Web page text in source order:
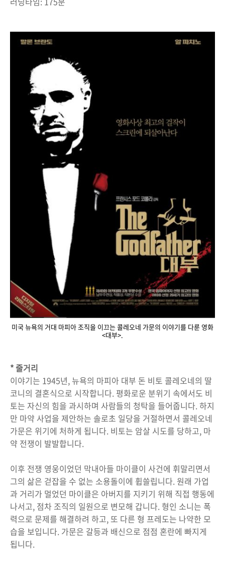
미국 뉴욕의 거대 마피아 조직을 이끄는 콜레오네 가문의 이야기를 다룬 영화
<대부>.
* 줄거리
이야기는 1945년, 뉴욕의 마피아 대부 돈 비토 콜레오네의 딸
코니의 결혼식으로 시작합니다. 평화로운 분위기 속에서도 비
토는 자신의 힘을 과시하며 사람들의 청탁을 들어줍니다. 하지
만 마약 사업을 제안하는 솔로초 일당을 거절하면서 콜레오네
가문은 위기에 처하게 됩니다. 비토는 암살 시도를 당하고, 마
약 전쟁이 발발합니다.
이후 전쟁 영웅이었던 막내아들 마이클이 사건에 휘말리면서
그의 삶은 걷잡을 수 없는 소용돌이에 휩쓸립니다. 원래 가업
과 거리가 멀었던 마이클은 아버지를 지키기 위해 직접 행동에
나서고, 점차 조직의 일원으로 변모해 갑니다. 형인 소니는 폭
력으로 문제를 해결하려 하고, 또 다른 형 프레도는 나약한 모
습을 보입니다. 가문은 갈등과 배신으로 점점 혼란에 빠지게
됩니다.